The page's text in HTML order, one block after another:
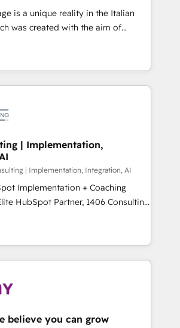
customers across industries
the more complex projects where
of the project's success.
is a unique reality in the Italian
was created with the aim of
Experience at the center by
capable of integrating
We offer the best
on the market, ranging from CRM
to online and offline sales
to optimize processes and meet
are part of Impresoft
specialized and complementary
divide their offer into 4
Smart Manufacturing,
by these integrations,
combination of talents, skills,
on their digital
| Implementation,
| Implementation, Integration, AI
Implementation + Coaching
revenue teams transform how
and serve. We don't just build your
your team to own it, then stay
We Do ⚙️ CRM
Sales & Marketing Alignment +
Custom Integrations & Data
believe you can grow